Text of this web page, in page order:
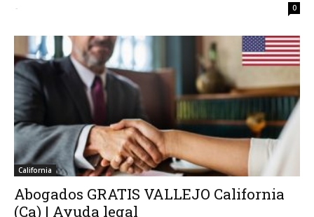
- 0
California
Abogados GRATIS VALLEJO California
(Ca) | Ayuda legal